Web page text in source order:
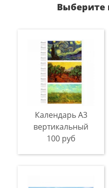
Выберите
Календарь А3
вертикальный
100 руб